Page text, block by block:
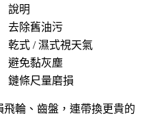
說明
去除舊油污
乾式 / 濕式視天氣
避免黏灰塵
鏈條尺量磨損
輪、齒盤，連帶換更貴的